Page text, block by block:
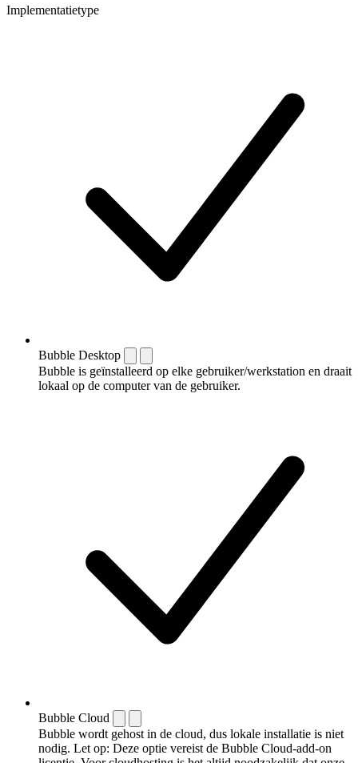
Implementatietype
Bubble Desktop
Bubble is geïnstalleerd op elke gebruiker/werkstation en draait
lokaal op de computer van de gebruiker.
Bubble Cloud
Bubble wordt gehost in de cloud, dus lokale installatie is niet
nodig. Let op: Deze optie vereist de Bubble Cloud-add-on